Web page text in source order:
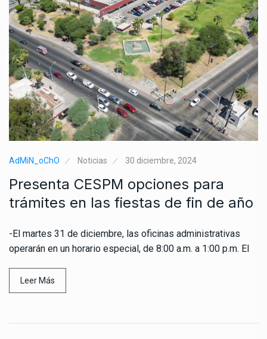
AdMiN_oChO Noticias 30 diciembre, 2024
Presenta CESPM opciones para
trámites en las fiestas de fin de año
-El martes 31 de diciembre, las oficinas administrativas
operarán en un horario especial, de 8:00 a.m. a 1:00 p.m. El
Leer Más